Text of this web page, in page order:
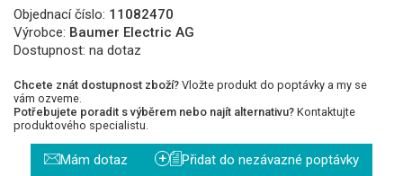
Objednací číslo: 11082470
Výrobce: Baumer Electric AG
Dostupnost: na dotaz
Chcete znát dostupnost zboží? Vložte produkt do poptávky a my se
vám ozveme.
Potřebujete poradit s výběrem nebo najít alternativu? Kontaktujte
produktového specialistu.
Mám dotaz + Přidat do nezávazné poptávky